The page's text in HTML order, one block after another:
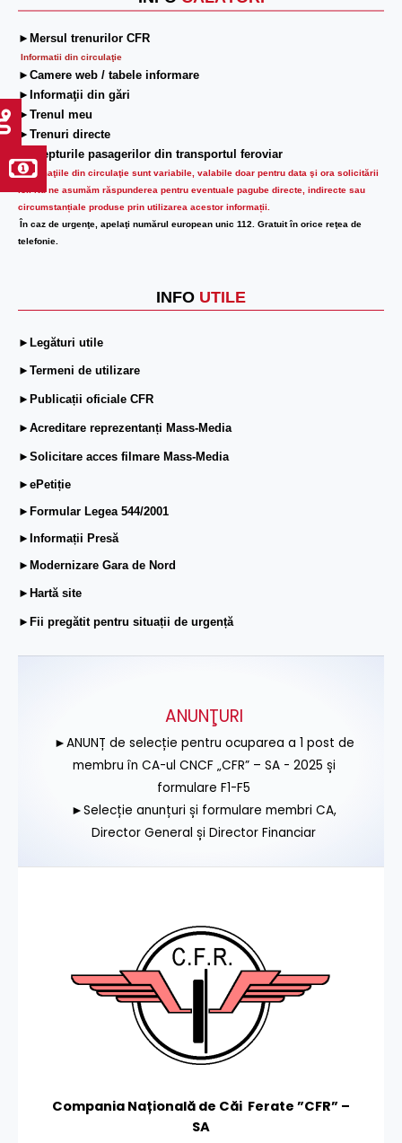
►Mersul trenurilor CFR
Informatii din circulaţie
►Camere web / tabele informare
►Informaţii din gări
►Trenul meu
►Trenuri directe
►Drepturile pasagerilor din transportul feroviar
Informaţiile din circulaţie sunt variabile, valabile doar pentru data şi ora solicitării
lor.Nu ne asumăm răspunderea pentru eventuale pagube directe, indirecte sau
circumstanțiale produse prin utilizarea acestor informații.
În caz de urgenţe, apelaţi numărul european unic 112. Gratuit în orice reţea de
telefonie.
INFO UTILE
►Legături utile
►Termeni de utilizare
►Publicații oficiale CFR
►Acreditare reprezentanți Mass-Media
►Solicitare acces filmare Mass-Media
►ePetiție
►Formular Legea 544/2001
►Informații Presă
►Modernizare Gara de Nord
►Hartă site
►Fii pregătit pentru situații de urgență
ANUNŢURI
►ANUNȚ de selecție pentru ocuparea a 1 post de
membru în CA-ul CNCF „CFR” – SA - 2025 și
formulare F1-F5
►Selecție anunțuri și formulare membri CA,
Director General și Director Financiar
Compania Națională de Căi Ferate ”CFR” –
SA